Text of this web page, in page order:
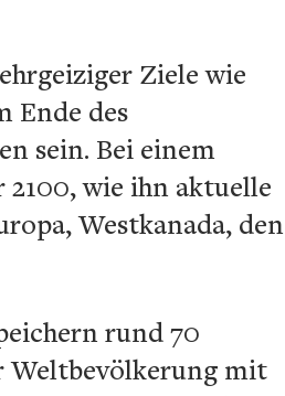
Ziele wie
Ende des
sein. Bei einem
wie ihn aktuelle
Westkanada, den
rund 70
Weltbevölkerung mit